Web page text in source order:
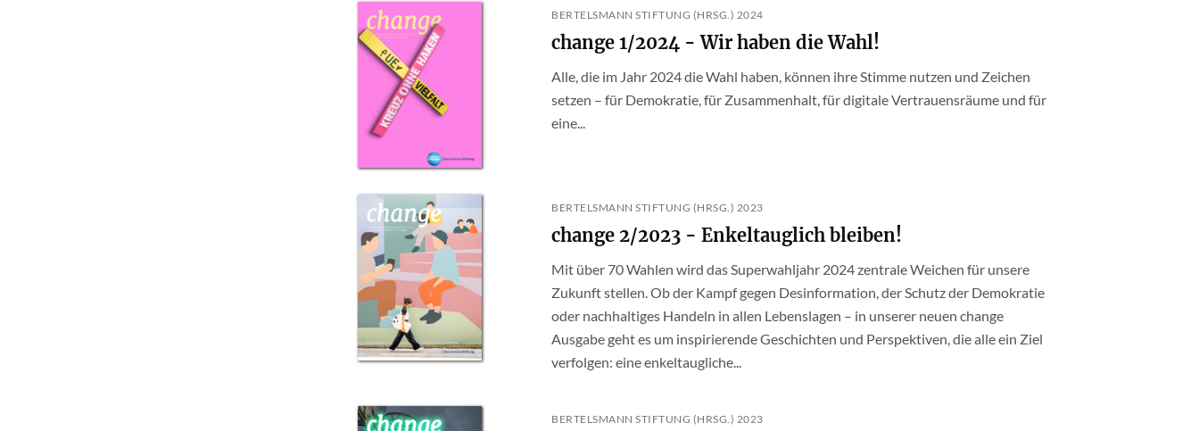
BERTELSMANN STIFTUNG (HRSG.) 2024
change 1/2024 - Wir haben die Wahl!
Alle, die im Jahr 2024 die Wahl haben, können ihre Stimme nutzen und Zeichen
setzen – für Demokratie, für Zusammenhalt, für digitale Vertrauensräume und für
eine...
BERTELSMANN STIFTUNG (HRSG.) 2023
change 2/2023 - Enkeltauglich bleiben!
Mit über 70 Wahlen wird das Superwahljahr 2024 zentrale Weichen für unsere
Zukunft stellen. Ob der Kampf gegen Desinformation, der Schutz der Demokratie
oder nachhaltiges Handeln in allen Lebenslagen – in unserer neuen change
Ausgabe geht es um inspirierende Geschichten und Perspektiven, die alle ein Ziel
verfolgen: eine enkeltaugliche...
BERTELSMANN STIFTUNG (HRSG.) 2023